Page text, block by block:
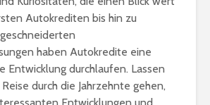
Autokrediten bis hin zu
haben Autokredite eine
Entwicklung durchlaufen. Lassen
durch die Jahrzehnte gehen,